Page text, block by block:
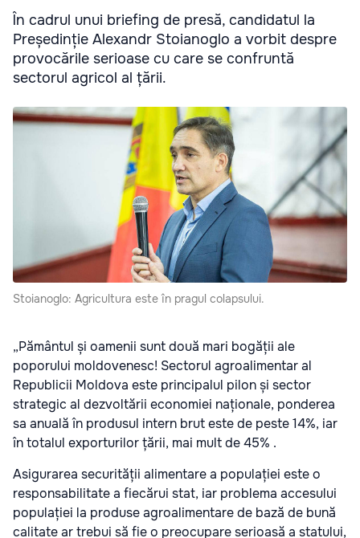
În cadrul unui briefing de presă, candidatul la
Președinție Alexandr Stoianoglo a vorbit despre
provocările serioase cu care se confruntă
sectorul agricol al țării.
Stoianoglo: Agricultura este în pragul colapsului.
„Pământul și oamenii sunt două mari bogății ale
poporului moldovenesc! Sectorul agroalimentar al
Republicii Moldova este principalul pilon și sector
strategic al dezvoltării economiei naționale, ponderea
sa anuală în produsul intern brut este de peste 14%, iar
în totalul exporturilor țării, mai mult de 45% .
Asigurarea securității alimentare a populației este o
responsabilitate a fiecărui stat, iar problema accesului
populației la produse agroalimentare de bază de bună
calitate ar trebui să fie o preocupare serioasă a statului,